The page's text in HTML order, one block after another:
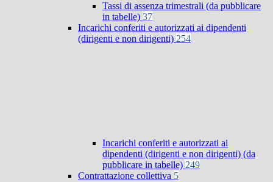
Tassi di assenza trimestrali (da pubblicare
in tabelle) 37
Incarichi conferiti e autorizzati ai dipendenti
(dirigenti e non dirigenti) 254
Incarichi conferiti e autorizzati ai
dipendenti (dirigenti e non dirigenti) (da
pubblicare in tabelle) 249
Contrattazione collettiva 5